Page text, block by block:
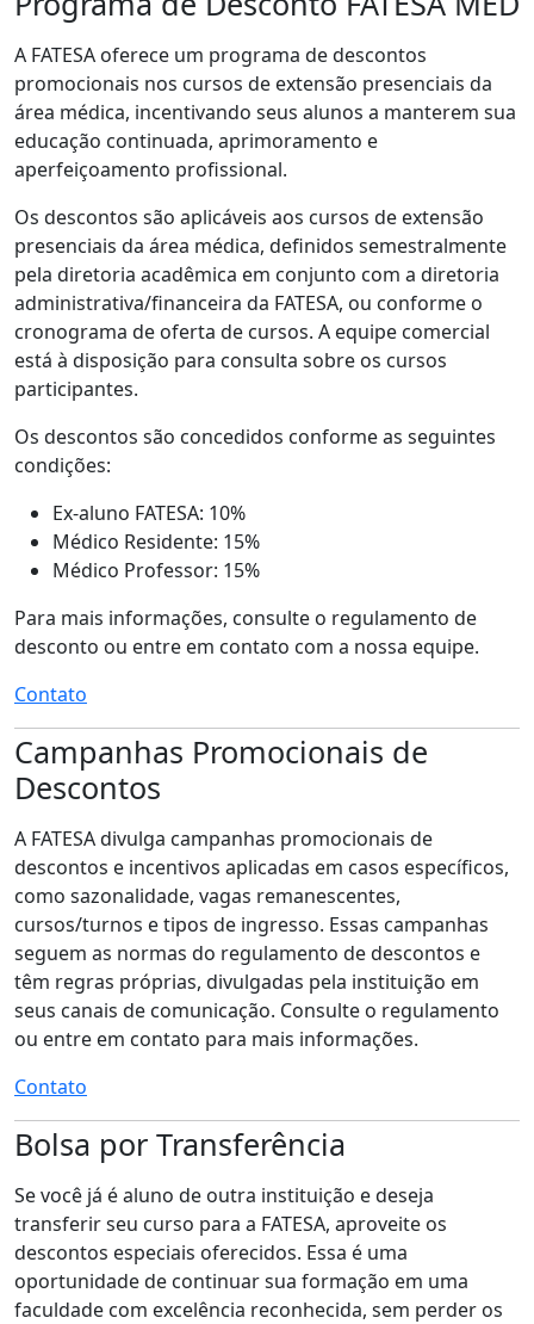
A FATESA oferece um programa de descontos
promocionais nos cursos de extensão presenciais da
área médica, incentivando seus alunos a manterem sua
educação continuada, aprimoramento e
aperfeiçoamento profissional.
Os descontos são aplicáveis aos cursos de extensão
presenciais da área médica, definidos semestralmente
pela diretoria acadêmica em conjunto com a diretoria
administrativa/financeira da FATESA, ou conforme o
cronograma de oferta de cursos. A equipe comercial
está à disposição para consulta sobre os cursos
participantes.
Os descontos são concedidos conforme as seguintes
condições:
Ex-aluno FATESA: 10%
Médico Residente: 15%
Médico Professor: 15%
Para mais informações, consulte o regulamento de
desconto ou entre em contato com a nossa equipe.
Contato
Campanhas Promocionais de
Descontos
A FATESA divulga campanhas promocionais de
descontos e incentivos aplicadas em casos específicos,
como sazonalidade, vagas remanescentes,
cursos/turnos e tipos de ingresso. Essas campanhas
seguem as normas do regulamento de descontos e
têm regras próprias, divulgadas pela instituição em
seus canais de comunicação. Consulte o regulamento
ou entre em contato para mais informações.
Contato
Bolsa por Transferência
Se você já é aluno de outra instituição e deseja
transferir seu curso para a FATESA, aproveite os
descontos especiais oferecidos. Essa é uma
oportunidade de continuar sua formação em uma
faculdade com excelência reconhecida, sem perder os